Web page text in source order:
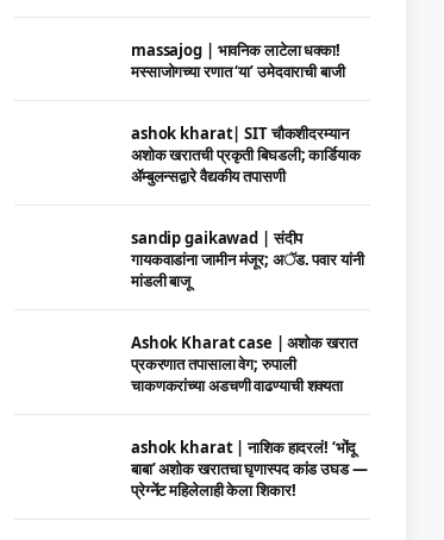
massajog | भावनिक लाटेला धक्का!
मस्साजोगच्या रणात ‘या’ उमेदवाराची बाजी
ashok kharat| SIT चौकशीदरम्यान
अशोक खरातची प्रकृती बिघडली; कार्डियाक
ॲम्बुलन्सद्वारे वैद्यकीय तपासणी
sandip gaikawad | संदीप
गायकवाडांना जामीन मंजूर; अॅड. पवार यांनी
मांडली बाजू
Ashok Kharat case | अशोक खरात
प्रकरणात तपासाला वेग; रुपाली
चाकणकरांच्या अडचणी वाढण्याची शक्यता
ashok kharat | नाशिक हादरलं! ‘भोंदू
बाबा’ अशोक खरातचा घृणास्पद कांड उघड —
प्रेग्नेंट महिलेलाही केला शिकार!